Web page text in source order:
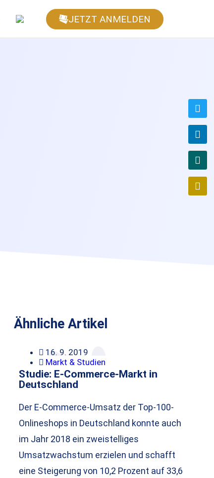
JETZT ANMELDEN
Ähnliche Artikel
16. 9. 2019
Markt & Studien
Studie: E-Commerce-Markt in
Deutschland
Der E-Commerce-Umsatz der Top-100-
Onlineshops in Deutschland konnte auch
im Jahr 2018 ein zweistelliges
Umsatzwachstum erzielen und schafft
eine Steigerung von 10,2 Prozent auf 33,6